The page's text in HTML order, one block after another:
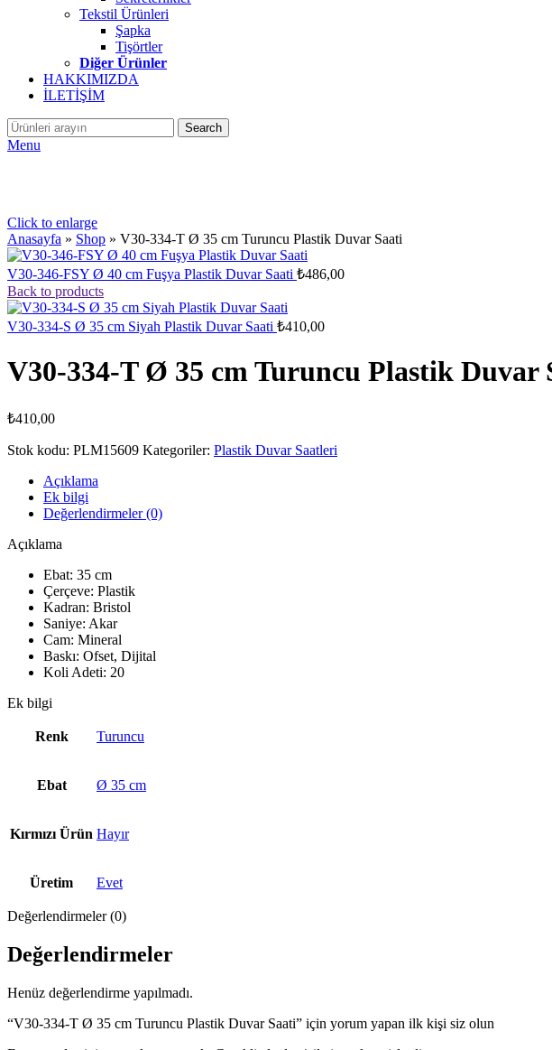
Tekstil Ürünleri
Şapka
Tişörtler
Diğer Ürünler
HAKKIMIZDA
İLETİŞİM
Search
Menu
Click to enlarge
Anasayfa » Shop » V30-334-T Ø 35 cm Turuncu Plastik Duvar Saati
V30-346-FSY Ø 40 cm Fuşya Plastik Duvar Saati ₺486,00
Back to products
V30-334-S Ø 35 cm Siyah Plastik Duvar Saati ₺410,00
V30-334-T Ø 35 cm Turuncu Plastik Duvar
₺410,00
Stok kodu: PLM15609 Kategoriler: Plastik Duvar Saatleri
Açıklama
Ek bilgi
Değerlendirmeler (0)
Açıklama
Ebat: 35 cm
Çerçeve: Plastik
Kadran: Bristol
Saniye: Akar
Cam: Mineral
Baskı: Ofset, Dijital
Koli Adeti: 20
Ek bilgi
Renk Turuncu
Ebat Ø 35 cm
Kırmızı Ürün Hayır
Üretim Evet
Değerlendirmeler (0)
Değerlendirmeler
Henüz değerlendirme yapılmadı.
“V30-334-T Ø 35 cm Turuncu Plastik Duvar Saati” için yorum yapan ilk kişi siz olun